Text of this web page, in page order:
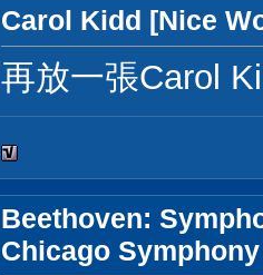
Carol Kidd [Nice
再放一張Carol
Beethoven:
Chicago